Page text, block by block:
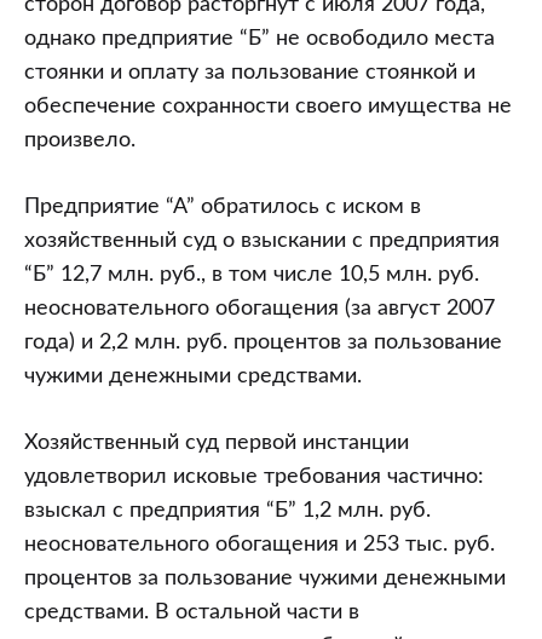
сторон договор расторгнут с июля 2007 года,
однако предприятие “Б” не освободило места
стоянки и оплату за пользование стоянкой и
обеспечение сохранности своего имущества не
произвело.
Предприятие “А” обратилось с иском в
хозяйственный суд о взыскании с предприятия
“Б” 12,7 млн. руб., в том числе 10,5 млн. руб.
неосновательного обогащения (за август 2007
года) и 2,2 млн. руб. процентов за пользование
чужими денежными средствами.
Хозяйственный суд первой инстанции
удовлетворил исковые требования частично:
взыскал с предприятия “Б” 1,2 млн. руб.
неосновательного обогащения и 253 тыс. руб.
процентов за пользование чужими денежными
средствами. В остальной части в